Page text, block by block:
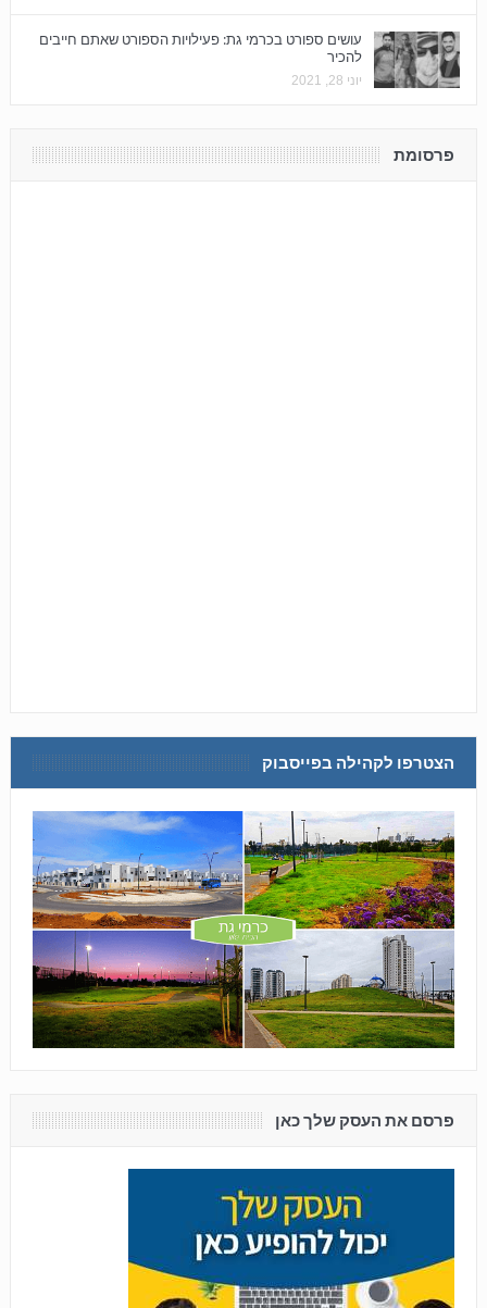
עושים ספורט בכרמי גת: פעילויות הספורט שאתם חייבים
להכיר
יוני 28, 2021
פרסומת
הצטרפו לקהילה בפייסבוק
פרסם את העסק שלך כאן